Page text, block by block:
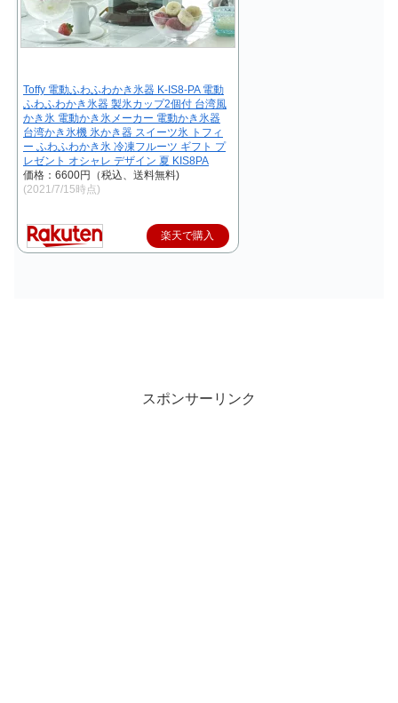
Toffy 電動ふわふわかき氷器 K-IS8-PA 電動
ふわふわかき氷器 製氷カップ2個付 台湾風
かき氷 電動かき氷メーカー 電動かき氷器
台湾かき氷機 氷かき器 スイーツ氷 トフィ
ー ふわふわかき氷 冷凍フルーツ ギフト プ
レゼント オシャレ デザイン 夏 KIS8PA
価格：6600円（税込、送料無料)
(2021/7/15時点)
楽天で購入
スポンサーリンク